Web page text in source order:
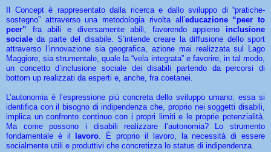
Il Concept è rappresentato dalla ricerca e dallo sviluppo di “pratiche-
sostegno” attraverso una metodologia rivolta all’educazione “peer to
peer” fra abili e diversamente abili, favorendo appieno inclusione
socialeda parte del disabile. S’intende creare la diffusione dello sport
attraverso l’innovazione sia geografica, azione mai realizzata sul Lago
Maggiore, sia strumentale, quale la “vela integrata” e favorire, in tal modo,
un concetto d’inclusione sociale dei disabili partendo da percorsi di
bottom up realizzati da esperti e, anche, fra coetanei.
L’autonomia è l’espressione più concreta dello sviluppo umano: essa si
identifica con il bisogno di indipendenza che, proprio nei soggetti disabili,
implica un confronto continuo con i propri limiti e le proprie potenzialità.
Ma come possono i disabili realizzare l’autonomia? Lo strumento
fondamentale è il
lavoro . È proprio il lavoro, la necessità di essere
socialmente utili e produttivi che concretizza lo status di indipendenza.